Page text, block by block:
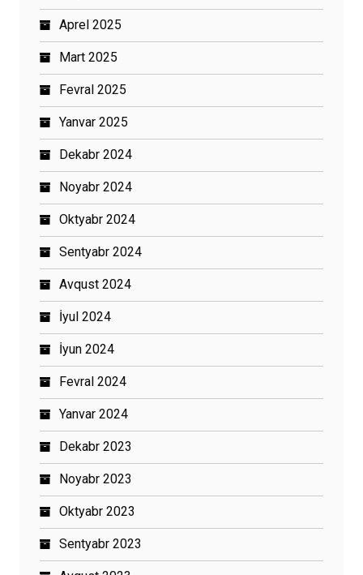
Aprel 2025
Mart 2025
Fevral 2025
Yanvar 2025
Dekabr 2024
Noyabr 2024
Oktyabr 2024
Sentyabr 2024
Avqust 2024
İyul 2024
İyun 2024
Fevral 2024
Yanvar 2024
Dekabr 2023
Noyabr 2023
Oktyabr 2023
Sentyabr 2023